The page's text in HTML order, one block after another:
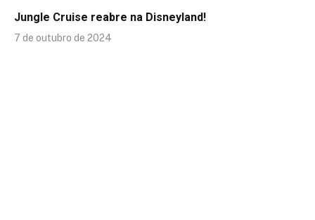
Jungle Cruise reabre na Disneyland!
7 de outubro de 2024